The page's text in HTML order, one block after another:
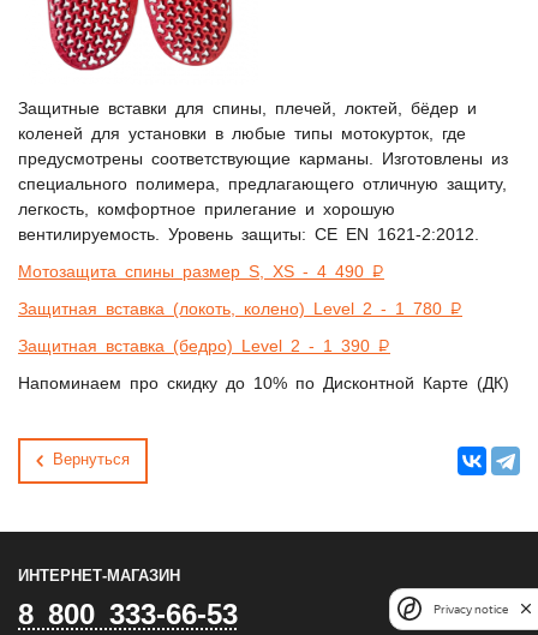
Защитные вставки для спины, плечей, локтей, бёдер и
коленей для установки в любые типы мотокурток, где
предусмотрены соответствующие карманы. Изготовлены из
специального полимера, предлагающего отличную защиту,
легкость, комфортное прилегание и хорошую
вентилируемость. Уровень защиты: СЕ EN 1621-2:2012.
Мотозащита спины размер S, XS - 4 490 ₽
Защитная вставка (локоть, колено) Level 2 - 1 780 ₽
Защитная вставка (бедро) Level 2 - 1 390 ₽
Напоминаем про скидку до 10% по Дисконтной Карте (ДК)
Вернуться
ИНТЕРНЕТ-МАГАЗИН
8 800 333-66-53 Privacy notice